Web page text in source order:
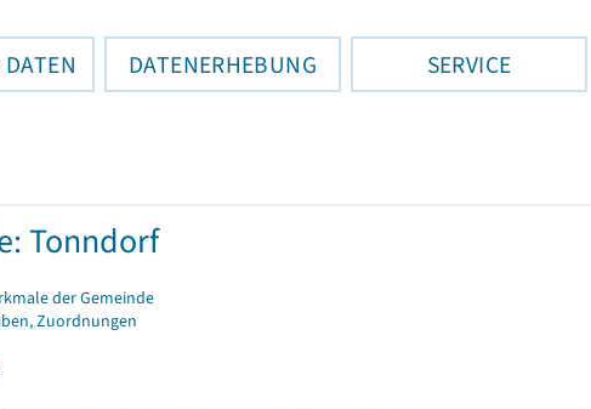
DATENERHEBUNG SERVICE
Tonndorf
der Gemeinde
Zuordnungen